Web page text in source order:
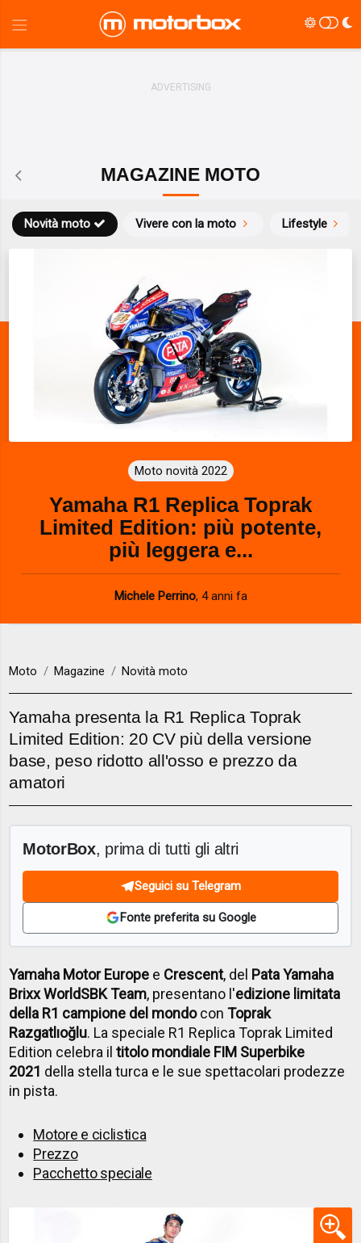
MAGAZINE MOTO
Novità moto Vivere con la moto Lifestyle
Moto novità 2022
Yamaha R1 Replica Toprak
Limited Edition: più potente,
più leggera e...
Michele Perrino, 4 anni fa
Moto Magazine Novità moto
Yamaha presenta la R1 Replica Toprak
Limited Edition: 20 CV più della versione
base, peso ridotto all'osso e prezzo da
amatori
MotorBox, prima di tutti gli altri
Seguici su Telegram
Fonte preferita su Google
Yamaha Motor Europe e Crescent, del Pata Yamaha
Brixx WorldSBK Team, presentano l'edizione limitata
della R1 campione del mondoconToprak
Razgatlıoğlu. La speciale R1 Replica Toprak Limited
Edition celebra il titolo mondiale FIM Superbike
2021 della stella turca e le sue spettacolari prodezze
in pista.
Motore e ciclistica
Prezzo
Pacchetto speciale